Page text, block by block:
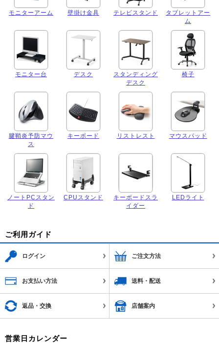
モニターアーム 壁掛け金具 テレビスタンド
タブレットアー
ム
モニター台 デスク
スタンディング
デスク
椅子
腱鞘炎予防マウ
ス
キーボード リストレスト マウスパッド
ノートPCスタン
ド
CPUスタンド
キーボードスラ
イダー
LEDライト
ご利用ガイド
ログイン ご注文方法
お支払い方法 送料・配送
返品・交換 店舗案内
営業日カレンダー